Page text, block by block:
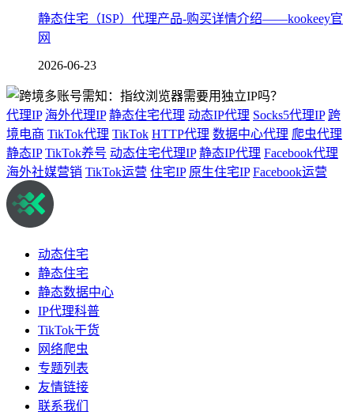
静态住宅（ISP）代理产品-购买详情介绍——kookeey官
网
2026-06-23
代理IP 海外代理IP 静态住宅代理 动态IP代理 Socks5代理IP 跨
境电商 TikTok代理 TikTok HTTP代理 数据中心代理 爬虫代理
静态IP TikTok养号 动态住宅代理IP 静态IP代理 Facebook代理
海外社媒营销 TikTok运营 住宅IP 原生住宅IP Facebook运营
动态住宅
静态住宅
静态数据中心
IP代理科普
TikTok干货
网络爬虫
专题列表
友情链接
联系我们